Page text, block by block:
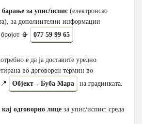
барање за упис/испис(електронско
за дополнителни информации
📳
077 59 99 65
е да ја доставите уредно
во договорен термин во
Објект – Буба Мара на градинката.
кај одговорно лицеза упис/испис: среда